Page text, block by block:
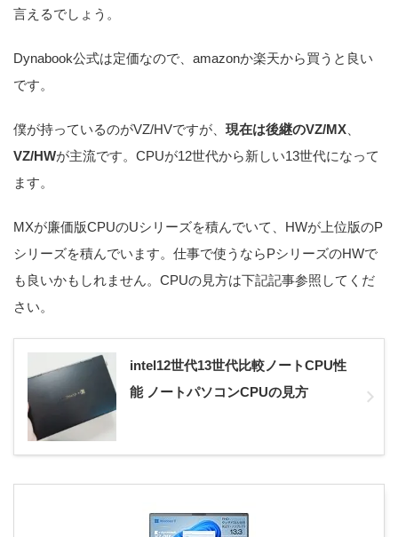
言えるでしょう。
Dynabook公式は定価なので、amazonか楽天から買うと良い
です。
僕が持っているのがVZ/HVですが、 現在は後継のVZ/MX
VZ/HWが主流です。CPUが12世代から新しい13世代になって
ます。
MXが廉価版CPUのUシリーズを積んでいて、HWが上位版のP
シリーズを積んでいます。仕事で使うならPシリーズのHWで
も良いかもしれません。CPUの見方は下記記事参照してくだ
さい。
intel12世代13世代比較ノートCPU性
能 ノートパソコンCPUの見方